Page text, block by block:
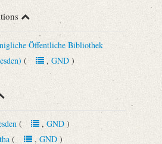
Öffentliche Bibliothek
(, GND)
(, GND)
(, GND)